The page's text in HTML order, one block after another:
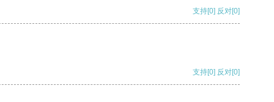
支持[0] 反对[0]
支持[0] 反对[0]